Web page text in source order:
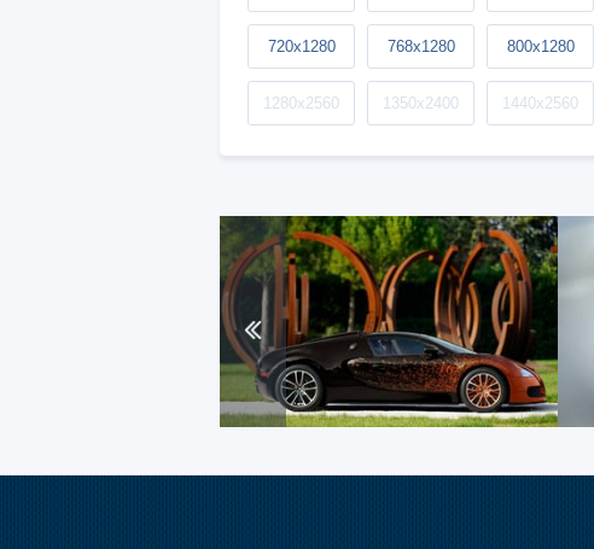
720x1280 768x1280 800x1280
1280x2560 1350x2400 1440x2560